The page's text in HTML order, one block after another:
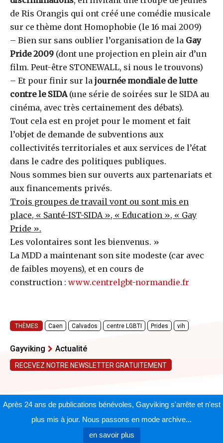
de Ris Orangis qui ont créé une comédie musicale
sur ce thème dont Homophobie (le 16 mai 2009)
– Bien sur sans oublier l’organisation de la Gay
Pride 2009 (dont une projection en plein air d’un
film. Peut-être STONEWALL, si nous le trouvons)
– Et pour finir sur la journée mondiale de lutte
contre le SIDA(une série de soirées sur le SIDA au
cinéma, avec très certainement des débats).
Tout cela est en projet pour le moment et fait
l’objet de demande de subventions aux
collectivités territoriales et aux services de l’état
dans le cadre des politiques publiques.
Nous sommes bien sur ouverts aux partenariats et
aux financements privés.
Trois groupes de travail vont ou sont mis en
place, « Santé-IST-SIDA », « Education », « Gay
Pride ».
Les volontaires sont les bienvenus. »
La MDD a maintenant son site modeste (car avec
de faibles moyens), et en cours de
construction : www.centrelgbt-normandie.fr
THÈMES Caen Calvados centre LGBTI Prides vih
Gayviking Actualité
RECEVEZ NOTRE NEWSLETTER GRATUITEMENT